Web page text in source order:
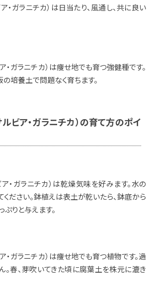
・ガラニチカ）は日当たり、風通し、共に良い
・ガラニチカ）は痩せ地でも育つ強健種です。
培養土で問題なく育ちます。
ビア・ガラニチカ）の育て方のポイ
・ガラニチカ）は乾燥気味を好みます。水の
ださい。鉢植えは表土が乾いたら、鉢底から
ぷりと与えます。
・ガラニチカ）は痩せ地でも育つ植物です。過
。春、芽吹いてきた頃に腐葉土を株元に漉き